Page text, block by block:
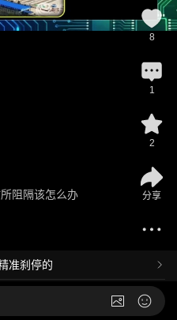
阻隔该怎么办
准刹停的
8
1
2
分享